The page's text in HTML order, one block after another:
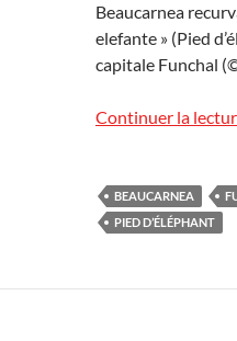
Beaucarnea
elefante » (Pied
capitale Funchal
Continuer la
BEAUCARNEA
PIED D’ÉLÉPHANT